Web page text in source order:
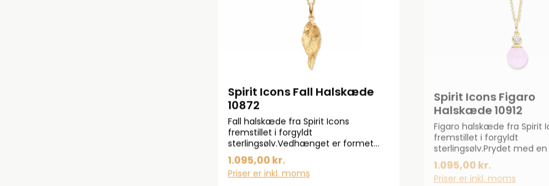
Spirit Icons Fall Halskæde
10872
Fall halskæde fra Spirit Icons
fremstillet i forgyldt
sterlingsølv.Vedhænget er formet
som det smukkeste blad.Halskæden
kan lukkes i længderne 42 og 45 cm.
1.095,00 kr.
Priser er inkl. moms
Spirit Icons Figaro
Halskæde 10912
Figaro halskæde fra Spirit
fremstillet i forgyldt
sterlingsølv.Prydet med
lyserød kugle samt en
zirkoniasten.Størrelse på
mm.
1.095,00 kr.
Priser er inkl. moms